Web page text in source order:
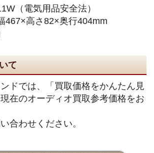
（電気用品安全法）
467×高さ82×奥行404mm
て
ドでは、「買取価格をかんたん見
在のオーディオ買取参考価格をお
合わせください。